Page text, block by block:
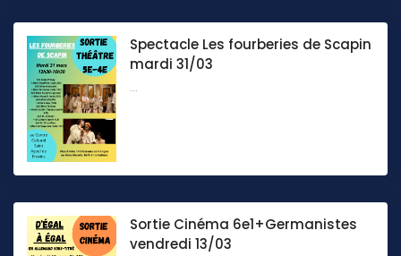
Spectacle Les fourberies de Scapin
mardi 31/03
...
Sortie Cinéma 6e1+Germanistes
vendredi 13/03